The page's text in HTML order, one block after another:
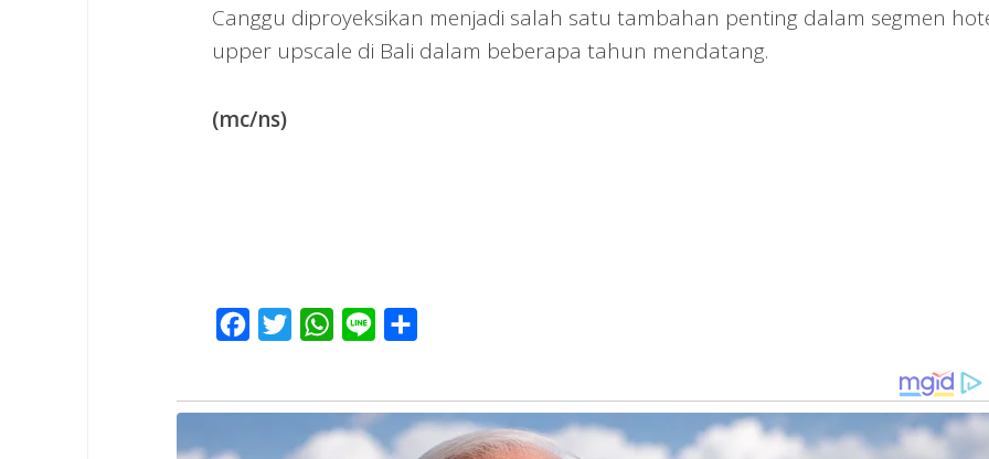
Canggu diproyeksikan menjadi salah satu tambahan penting dalam segmen
upper upscale di Bali dalam beberapa tahun mendatang.
(mc/ns)
Facebook
Twitter WhatsApp
Line